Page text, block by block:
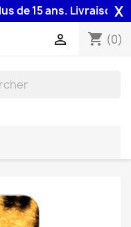
15 ans. Livraison 48H
X
shopping_cart (0)
